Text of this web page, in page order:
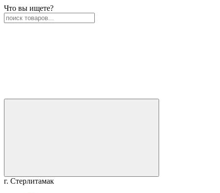
Что вы ищете?
г. Стерлитамак